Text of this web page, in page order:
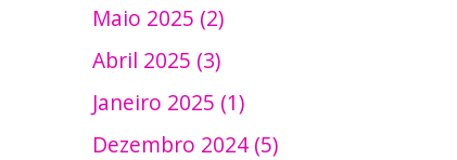
Maio 2025 (2)
Abril 2025 (3)
Janeiro 2025 (1)
Dezembro 2024 (5)